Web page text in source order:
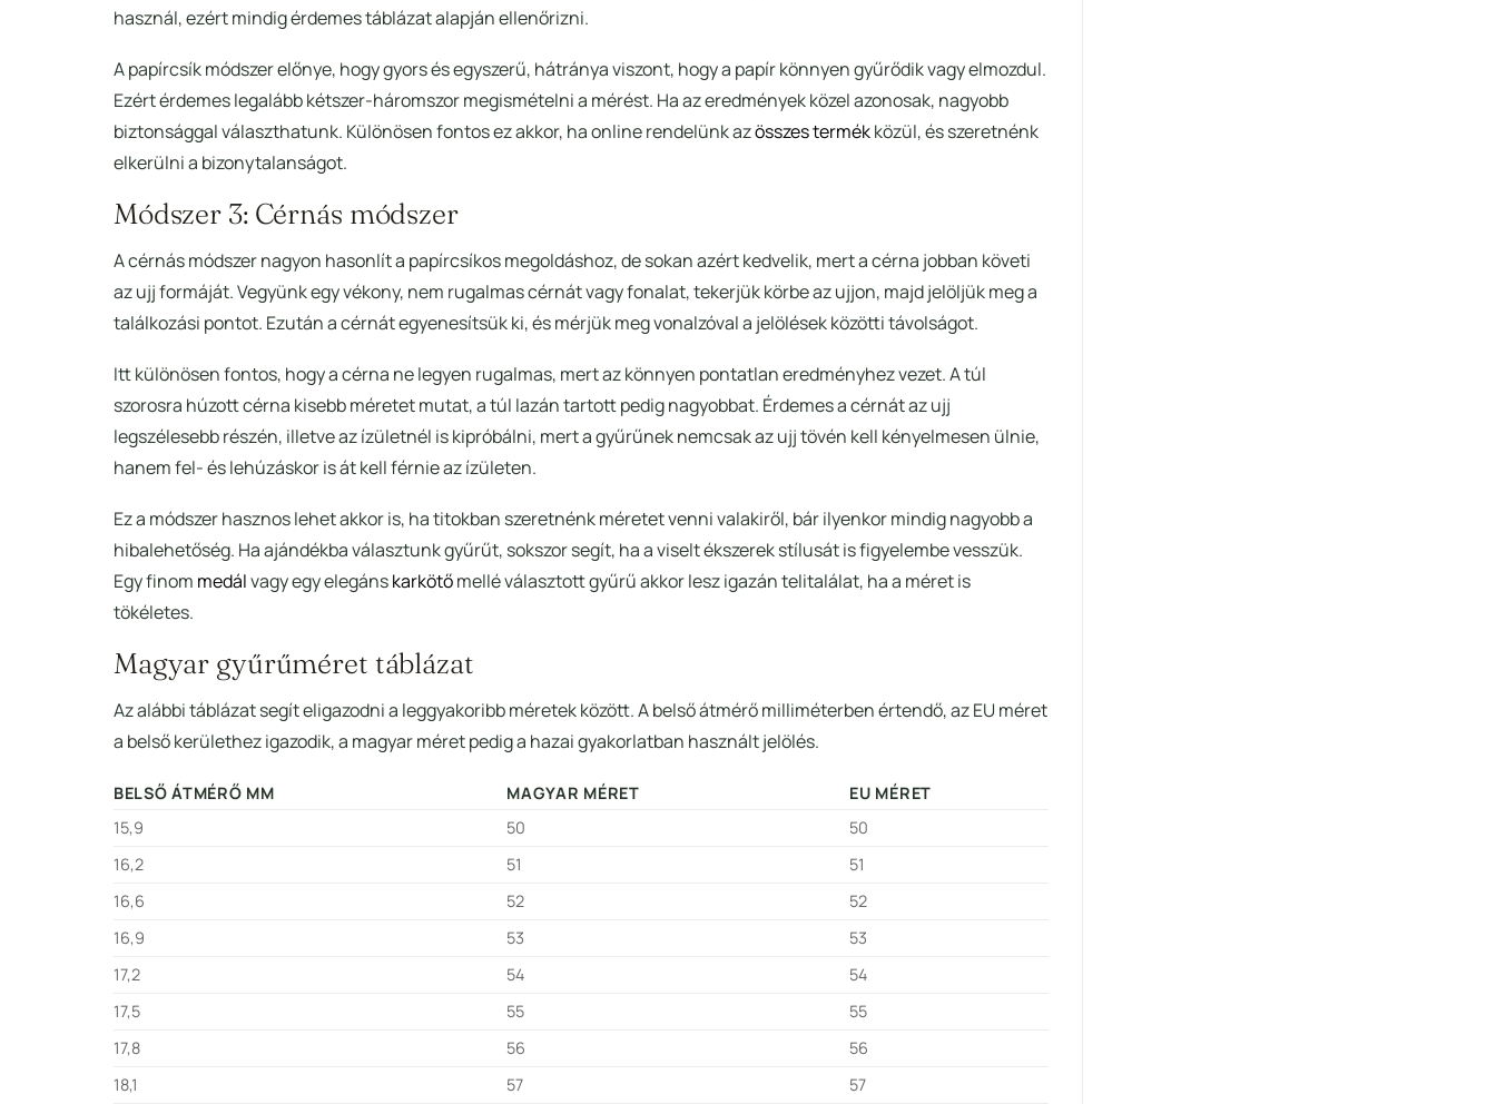
használ, ezért mindig érdemes táblázat alapján ellenőrizni.
A papírcsík módszer előnye, hogy gyors és egyszerű, hátránya viszont, hogy a papír könnyen gyűrődik vagy elmozdul.
Ezért érdemes legalább kétszer-háromszor megismételni a mérést. Ha az eredmények közel azonosak, nagyobb
biztonsággal választhatunk. Különösen fontos ez akkor, ha online rendelünk azösszes termékközül, és szeretnénk
elkerülni a bizonytalanságot.
Módszer 3: Cérnás módszer
A cérnás módszer nagyon hasonlít a papírcsíkos megoldáshoz, de sokan azért kedvelik, mert a cérna jobban követi
az ujj formáját. Vegyünk egy vékony, nem rugalmas cérnát vagy fonalat, tekerjük körbe az ujjon, majd jelöljük meg a
találkozási pontot. Ezután a cérnát egyenesítsük ki, és mérjük meg vonalzóval a jelölések közötti távolságot.
Itt különösen fontos, hogy a cérna ne legyen rugalmas, mert az könnyen pontatlan eredményhez vezet. A túl
szorosra húzott cérna kisebb méretet mutat, a túl lazán tartott pedig nagyobbat. Érdemes a cérnát az ujj
legszélesebb részén, illetve az ízületnél is kipróbálni, mert a gyűrűnek nemcsak az ujj tövén kell kényelmesen ülnie,
hanem fel- és lehúzáskor is át kell férnie az ízületen.
Ez a módszer hasznos lehet akkor is, ha titokban szeretnénk méretet venni valakiről, bár ilyenkor mindig nagyobb a
hibalehetőség. Ha ajándékba választunk gyűrűt, sokszor segít, ha a viselt ékszerek stílusát is figyelembe vesszük.
Egy finom medálvagy egy elegánskarkötőmellé választott gyűrű akkor lesz igazán telitalálat, ha a méret is
tökéletes.
Magyar gyűrűméret táblázat
Az alábbi táblázat segít eligazodni a leggyakoribb méretek között. A belső átmérő milliméterben értendő, az EU méret
a belső kerülethez igazodik, a magyar méret pedig a hazai gyakorlatban használt jelölés.
BELSŐ ÁTMÉRŐ MM MAGYAR MÉRET
EU MÉRET
15,9
50
50
16,2
51
51
16,6
52
52
16,9
53
53
17,2
54
54
17,5
55
55
17,8
56
56
18,1
57
57